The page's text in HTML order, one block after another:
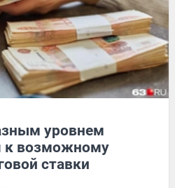
уровнем
к возможному
ставки